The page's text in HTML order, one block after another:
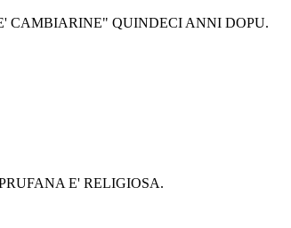
CAMBIARINE" QUINDECI ANNI DOPU.
E' RELIGIOSA.